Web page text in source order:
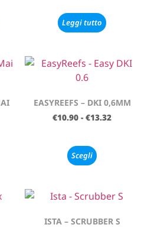
Leggi tutto
EASYREEFS – DKI 0,6MM
€10.90 - €13.32
Scegli
ISTA – SCRUBBER S